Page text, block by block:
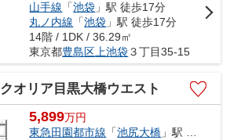
山手線 「池袋 」駅 徒歩17分
丸ノ内線 「池袋 」駅 徒歩17分
14階 / 1DK / 36.29㎡
東京都豊島区上池袋３丁目35-15
クオリア目黒大橋ウエスト
5,899万円
東急田園都市線 「池尻大橋 」駅 徒歩5分